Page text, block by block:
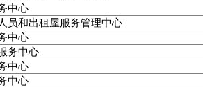
中心
员和出租屋服务管理中心
中心
务中心
中心
中心